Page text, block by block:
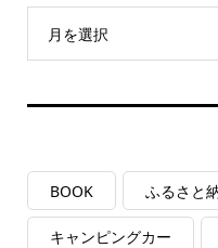
月を選択
BOOK ふるさと
キャンピングカー